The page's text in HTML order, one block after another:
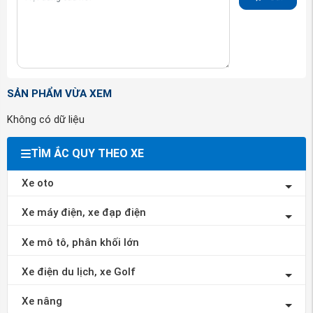
0988 555 993
SẢN PHẨM VỪA XEM
Không có dữ liệu
TÌM ẮC QUY THEO XE
Xe oto
Xe máy điện, xe đạp điện
Xe mô tô, phân khối lớn
Xe điện du lịch, xe Golf
Xe nâng